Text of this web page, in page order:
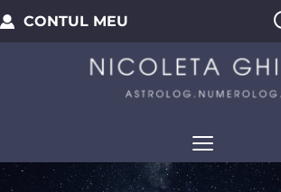
CONTUL MEU